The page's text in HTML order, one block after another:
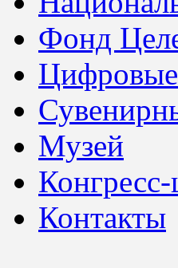
Фонд
Музей
Конгресс-
Контакты